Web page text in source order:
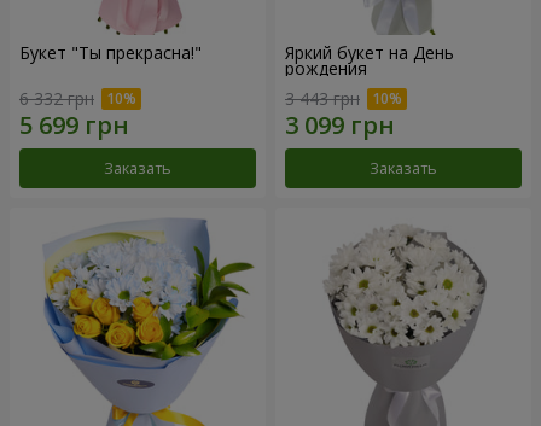
Букет "Ты прекрасна!"
6 332 грн
Заказать
Яркий букет на День
рождения
3 443 грн
Заказать